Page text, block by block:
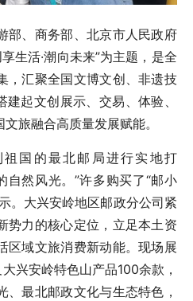
、商务部、北京市人民政府
生活·潮向未来”为主题，是全
，汇聚全国文博文创、非遗技
起文创展示、交易、体验、
旅融合高质量发展赋能。
国的最北邮局进行实地打
自然风光。”许多购买了“邮小
。大兴安岭地区邮政分公司紧
势力的核心定位，立足本土资
区域文旅消费新动能。现场展
兴安岭特色山产品100余款，
最北邮政文化与生态特色，